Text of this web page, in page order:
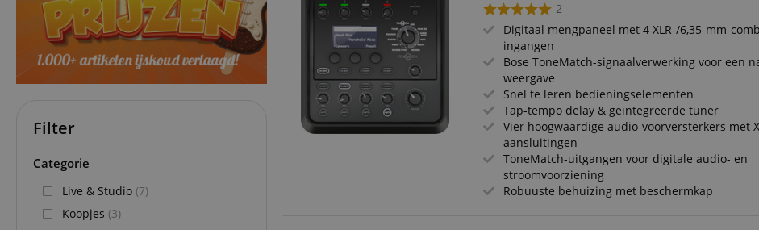
Filter
Categorie
Live & Studio (7)
Koopjes (3)
2
Digitaal mengpaneel met 4 XLR-/6,35-mm-
ingangen
Bose ToneMatch-signaalverwerking voor een
weergave
Snel te leren bedieningselementen
Tap-tempo delay & geïntegreerde tuner
Vier hoogwaardige audio-voorversterkers met
aansluitingen
ToneMatch-uitgangen voor digitale audio- en
stroomvoorziening
Robuuste behuizing met beschermkap